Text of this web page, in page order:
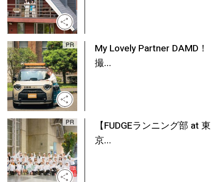
My Lovely Partner DAMD！
撮...
【FUDGEランニング部 at 東
京...